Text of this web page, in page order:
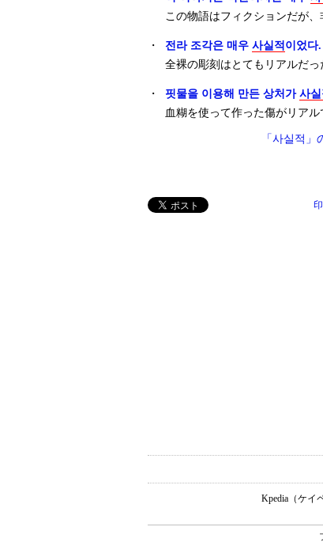
この物語はフィクションだが、
・ 전라 조각은 매우 사실적 이었다.
全裸の彫刻はとてもリアルだっ
・ 핏물을 이용해 만든 상처가 사실
血糊を使って作った傷がリアル
「사실적
Kpedia（ケイ